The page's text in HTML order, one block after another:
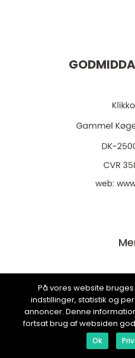
web:
Om
På vores website
indstillinger, statistik og
annoncer. Denne
fortsat brug af websiden
Ok